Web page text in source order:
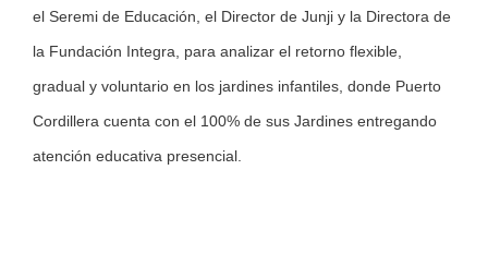
el Seremi de Educación, el Director de Junji y la Directora de
la Fundación Integra, para analizar el retorno flexible,
gradual y voluntario en los jardines infantiles, donde Puerto
Cordillera cuenta con el 100% de sus Jardines entregando
atención educativa presencial.